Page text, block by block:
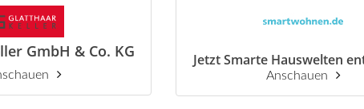
GmbH & Co. KG Jetzt Smarte Hauswelten
Anschauen